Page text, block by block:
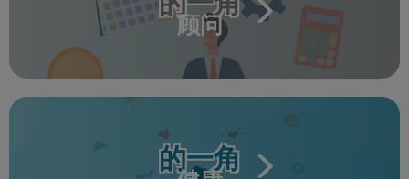
顾问
的一角